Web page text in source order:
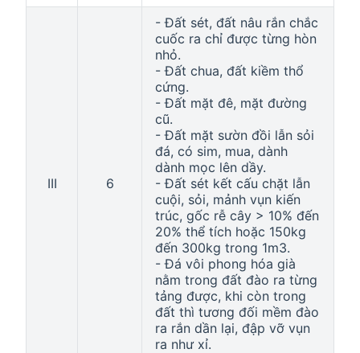
III 6
- Đất sét, đất nâu rắn chắc
cuốc ra chỉ được từng hòn
nhỏ.
- Đất chua, đất kiềm thổ
cứng.
- Đất mặt đê, mặt đường
cũ.
- Đất mặt sườn đồi lẫn sỏi
đá, có sim, mua, dành
dành mọc lên dầy.
- Đất sét kết cấu chặt lẫn
cuội, sỏi, mảnh vụn kiến
trúc, gốc rễ cây > 10% đến
20% thể tích hoặc 150kg
đến 300kg trong 1m3.
- Đá vôi phong hóa già
nằm trong đất đào ra từng
tảng được, khi còn trong
đất thì tương đối mềm đào
ra rắn dần lại, đập vỡ vụn
ra như xỉ.